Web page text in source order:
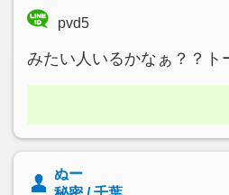
pvd5
みたい人いるかなぁ？？ト
ぬー